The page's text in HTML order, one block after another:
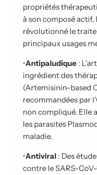
.
.
propriétés
à son composé actif,
révolutionné le
principaux usages
•Antipaludique :
ingrédient des
(Artemisinin-based
recommandées par
non compliqué. Elle
les parasites
maladie.
•Antiviral : Des
contre le SARS-